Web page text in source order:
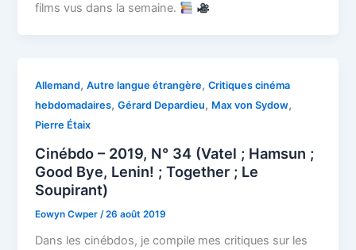
films vus dans la semaine.
Allemand,Autre langue étrangère,Critiques cinéma
hebdomadaires,Gérard Depardieu, Max von Sydow,
Pierre Étaix
Cinébdo – 2019, N° 34 (Vatel ; Hamsun ;
Good Bye, Lenin! ; Together ; Le
Soupirant)
Eowyn Cwper /26 août 2019
Dans les cinébdos, je compile mes critiques sur les